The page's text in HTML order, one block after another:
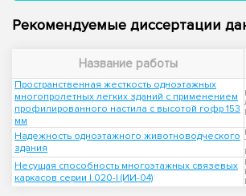
Рекомендуемые диссертации
Название работы
Пространственная жесткость одноэтажных
многопролетных легких зданий с применением
профилированного настила с высотой гофр 153
мм
Надежность одноэтажного животноводческого
здания
Несущая способность многоэтажных связевых
каркасов серии I.020-I (ИИ-04)